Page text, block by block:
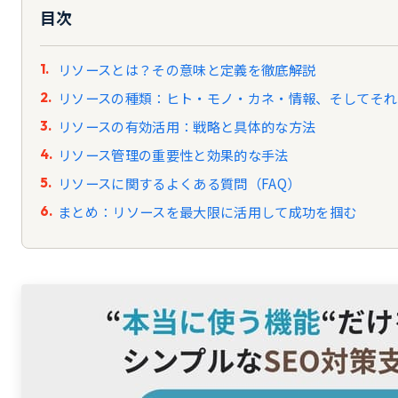
目次
リソースとは？その意味と定義を徹底解説
リソースの種類：ヒト・モノ・カネ・情報、そしてそ
リソースの有効活用：戦略と具体的な方法
リソース管理の重要性と効果的な手法
リソースに関するよくある質問（FAQ）
まとめ：リソースを最大限に活用して成功を掴む